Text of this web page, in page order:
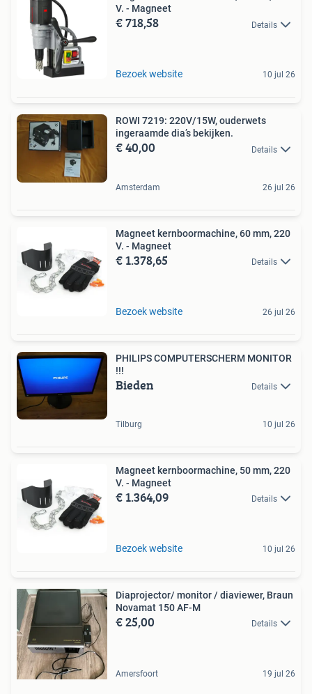
V. - Magneet
€ 718,58 Details
Bezoek website 10 jul 26
ROWI 7219: 220V/15W, ouderwets
ingeraamde dia’s bekijken.
€ 40,00 Details
Amsterdam 26 jul 26
Magneet kernboormachine, 60 mm, 220
V. - Magneet
€ 1.378,65 Details
Bezoek website 26 jul 26
PHILIPS COMPUTERSCHERM MONITOR
!!!
Bieden Details
Tilburg 10 jul 26
Magneet kernboormachine, 50 mm, 220
V. - Magneet
€ 1.364,09 Details
Bezoek website 10 jul 26
Diaprojector/ monitor / diaviewer, Braun
Novamat 150 AF-M
€ 25,00 Details
Amersfoort 19 jul 26